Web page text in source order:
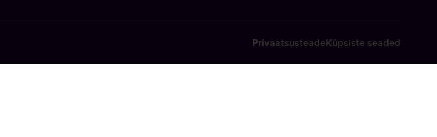
PrivaatsusteadeKüpsiste seaded